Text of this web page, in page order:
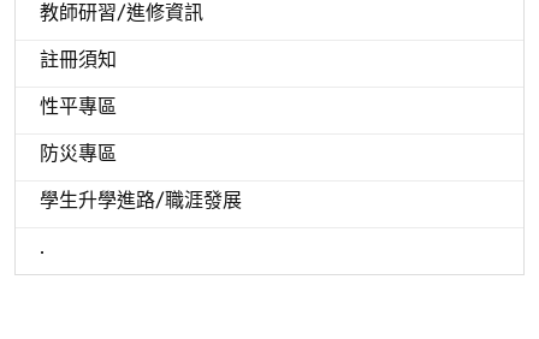
教師研習/進修資訊
註冊須知
性平專區
防災專區
學生升學進路/職涯發展
.